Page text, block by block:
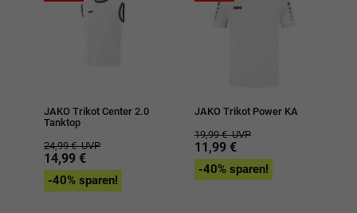
JAKO Trikot Center 2.0
Tanktop
24,99 €UVP
14,99 €
-40% sparen!
JAKO Trikot Power KA
19,99 €UVP
11,99 €
-40% sparen!